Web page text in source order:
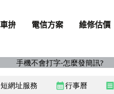
手機不會打字-怎麼發簡訊?
短網址服務 calendar_month行事曆 receipt